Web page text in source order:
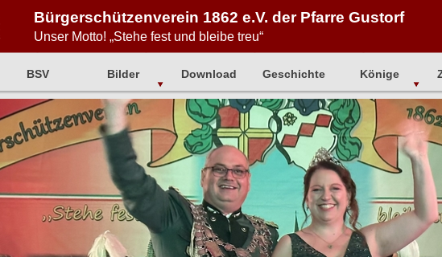
BSV Bilder Download Geschichte Könige
Bürgerschützenverein 1862 e.V. der Pfarre Gustorf
Unser Motto! „Stehe fest und bleibe treu“